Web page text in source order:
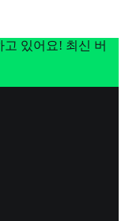
있어요! 최신 버